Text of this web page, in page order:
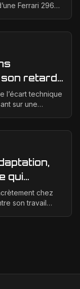
Ferrari 296
retard
l’écart technique
sur une
qui
chez
son travail